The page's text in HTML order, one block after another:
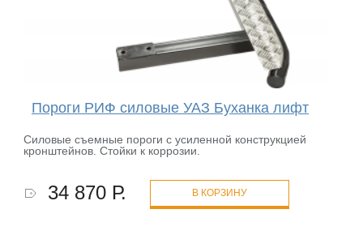
Пороги РИФ силовые УАЗ Буханка лифт
Силовые съемные пороги с усиленной конструкцией
кронштейнов. Стойки к коррозии.
34 870 Р. В КОРЗИНУ